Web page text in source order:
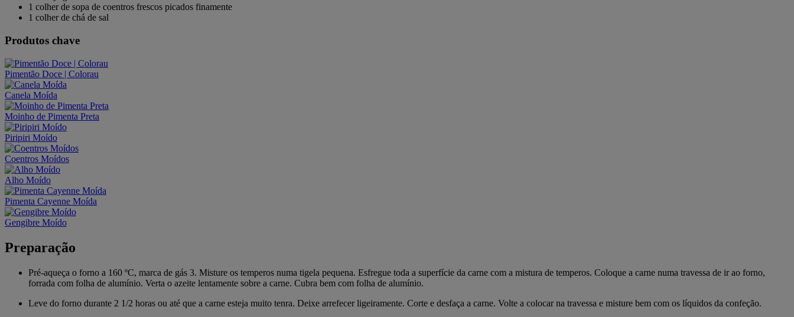
1 colher de sopa de coentros frescos picados finamente
1 colher de chá de sal
Produtos chave
Pimentão Doce | Colorau
Canela Moída
Moinho de Pimenta Preta
Piripiri Moído
Coentros Moídos
Alho Moído
Pimenta Cayenne Moída
Gengibre Moído
Preparação
Pré-aqueça o forno a 160 ºC, marca de gás 3. Misture os temperos numa tigela pequena. Esfregue toda a superfície da carne com a mistura de temperos. Coloque a carne numa travessa de ir ao forno,
forrada com folha de alumínio. Verta o azeite lentamente sobre a carne. Cubra bem com folha de alumínio.
Leve do forno durante 2 1/2 horas ou até que a carne esteja muito tenra. Deixe arrefecer ligeiramente. Corte e desfaça a carne. Volte a colocar na travessa e misture bem com os líquidos da confeção.